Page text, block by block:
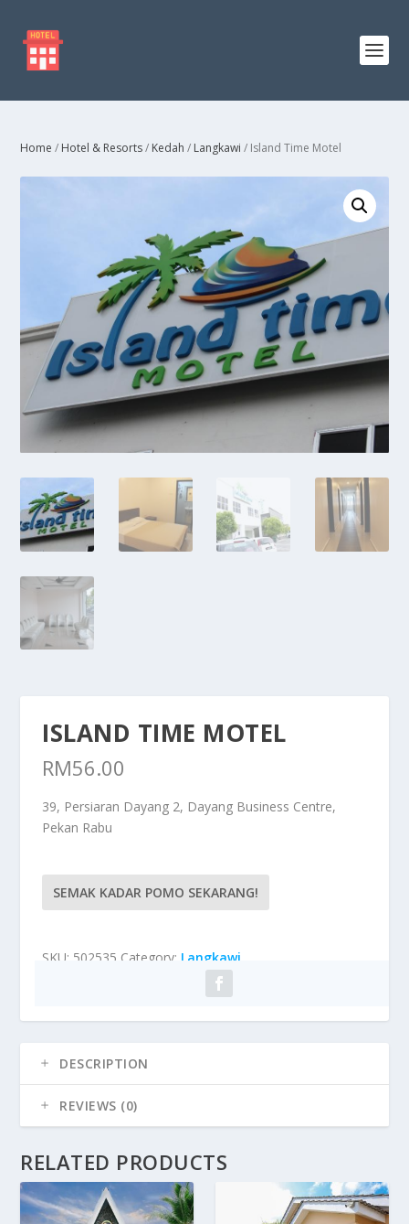
Home / Hotel & Resorts/ Kedah / Langkawi / Island Time Motel
ISLAND TIME MOTEL
RM56.00
39, Persiaran Dayang 2, Dayang Business Centre,
Pekan Rabu
SEMAK KADAR POMO SEKARANG!
SKU: 502535 Category: Langkawi
DESCRIPTION
REVIEWS (0)
RELATED PRODUCTS